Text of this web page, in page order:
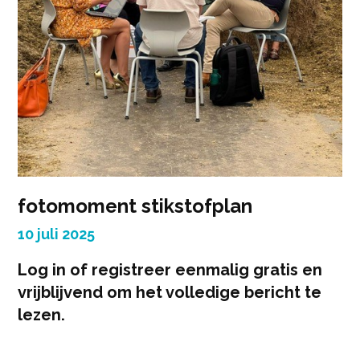
fotomoment stikstofplan
10 juli 2025
Log in of registreer eenmalig gratis en
vrijblijvend om het volledige bericht te
lezen.